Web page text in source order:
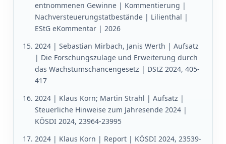
entnommenen Gewinne | Kommentierung |
Nachversteuerungstatbestände | Lilienthal |
EStG eKommentar | 2026
2024 | Sebastian Mirbach, Janis Werth | Aufsatz
| Die Forschungszulage und Erweiterung durch
das Wachstumschancengesetz | DStZ 2024, 405-
417
2024 | Klaus Korn; Martin Strahl | Aufsatz |
Steuerliche Hinweise zum Jahresende 2024 |
KÖSDI 2024, 23964-23995
2024 | Klaus Korn | Report | KÖSDI 2024, 23539-